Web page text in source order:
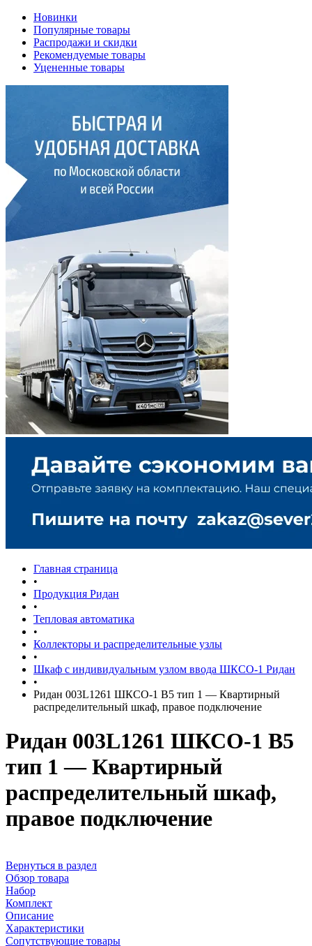
Новинки
Популярные товары
Распродажи и скидки
Рекомендуемые товары
Уцененные товары
Главная страница
•
Продукция Ридан
•
Тепловая автоматика
•
Коллекторы и распределительные узлы
•
Шкаф с индивидуальным узлом ввода ШКСО-1 Ридан
•
Ридан 003L1261 ШКСО-1 В5 тип 1 — Квартирный
распределительный шкаф, правое подключение
Ридан 003L1261 ШКСО-1 В5
тип 1 — Квартирный
распределительный шкаф,
правое подключение
Вернуться в раздел
Обзор товара
Набор
Комплект
Описание
Характеристики
Сопутствующие товары